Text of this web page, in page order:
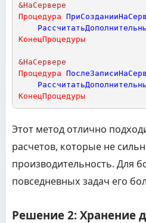
&НаСервере
Процедура
КонецПроцедуры
&НаСервере
Процедура
КонецПроцедуры
Этот метод отлично
расчетов, которые не
производительность. Для
повседневных задач его
Решение 2: Хранение